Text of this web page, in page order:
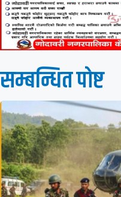
सम्बन्धित पाेष्ट